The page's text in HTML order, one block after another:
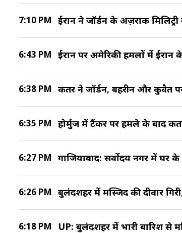
7:10 PM ईरान ने जॉर्डन के अज़राक
6:43 PM ईरान पर अमेरिकी हमलों में ईरान
6:38 PM कतर ने जॉर्डन, बहरीन और कुवैत
6:35 PM होर्मुज में टैंकर पर हमले के बाद
6:27 PM गाजियाबाद: सर्वोदय नगर में घर
6:26 PM बुलंदशहर में मस्जिद की दीवार
6:18 PM UP: बुलंदशहर में भारी बारिश से